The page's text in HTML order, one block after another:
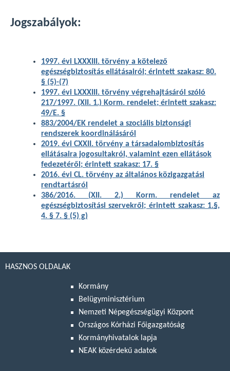
Jogszabályok:
1997. évi LXXXIII. törvény a kötelező
egészségbiztosítás ellátásairól; érintett szakasz: 80.
§ (5)-(7)
1997. évi LXXXIII. törvény végrehajtásáról szóló
217/1997. (XII. 1.) Korm. rendelet; érintett szakasz:
49/E. §
883/2004/EK rendelet a szociális biztonsági
rendszerek koordinálásáról
2019. évi CXXII. törvény a társadalombiztosítás
ellátásaira jogosultakról, valamint ezen ellátások
fedezetéről; érintett szakasz: 17. §
2016. évi CL. törvény az általános közigazgatási
rendtartásról
386/2016. (XII. 2.) Korm. rendelet az
egészségbiztosítási szervekről; érintett szakasz: 1.§,
4. § 7. § (5) g)
HASZNOS OLDALAK
Kormány
Belügyminisztérium
Nemzeti Népegészségügyi Központ
Országos Kórházi Főigazgatóság
Kormányhivatalok lapja
NEAK közérdekű adatok